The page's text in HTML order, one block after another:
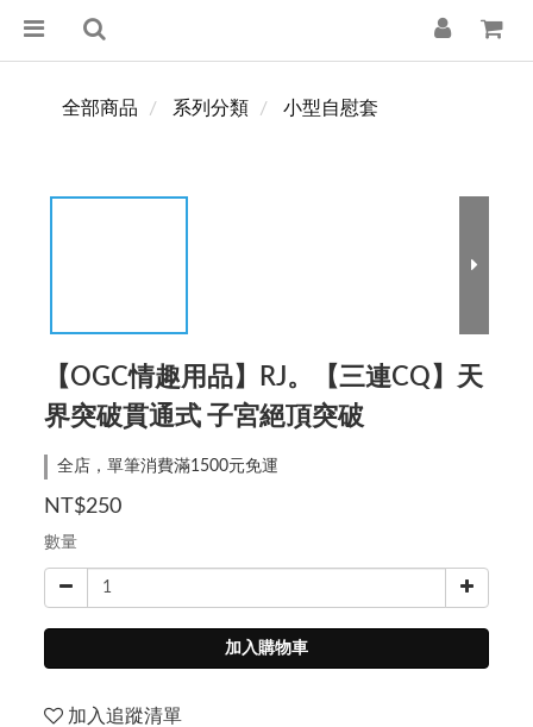
全部商品 系列分類 小型自慰套
【OGC情趣用品】RJ。【三連CQ】天
界突破貫通式 子宮絕頂突破
全店，單筆消費滿1500元免運
NT$250
數量
加入購物車
加入追蹤清單